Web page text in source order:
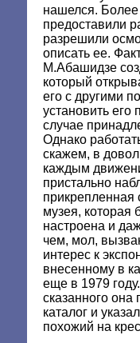
нашелся.
предоставили
разрешили
описать ее.
М.Абашидзе
который
его с другими
установить его
случае
Однако
скажем, в
каждым
пристально
прикрепленная
музея, которая
настроена и
чем, мол,
интерес к
внесенному в
еще в 1979
сказанного
каталог и
похожий на